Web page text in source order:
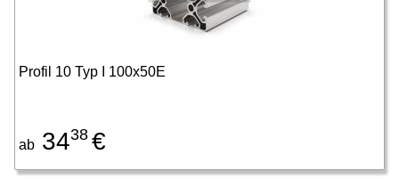
Profil 10 Typ I 100x50E
ab 3438 €